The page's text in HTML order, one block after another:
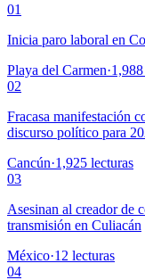
01
Inicia paro laboral en
Playa del Carmen·1,988
02
Fracasa manifestación
discurso político para
Cancún·1,925 lecturas
03
Asesinan al creador de
transmisión en Culiacán
México·12 lecturas
04